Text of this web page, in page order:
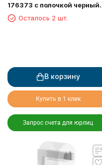
176373 с полочкой черный
матовый
Осталось 2 шт.
В корзину
Купить в 1 клик
Запрос счета для юрлиц